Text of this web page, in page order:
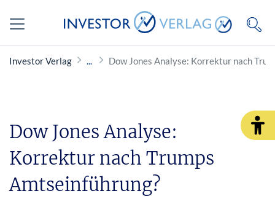
Investor Verlag Dow Jones Analyse: Korrektur nach
Dow Jones Analyse:
Korrektur nach Trumps
Amtseinführung?